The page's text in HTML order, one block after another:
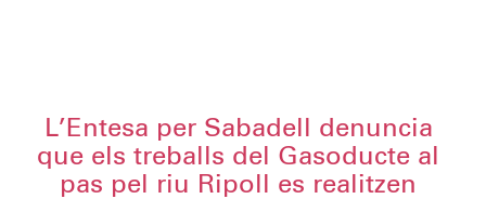
L’Entesa per Sabadell denuncia
que els treballs del Gasoducte al
pas pel riu Ripoll es realitzen